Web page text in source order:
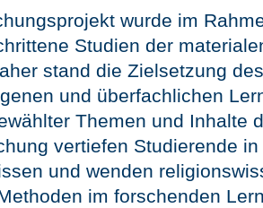
wurde im
Studien der
stand die Zielsetzung
und überfachlichen
Themen und Inhalte
vertiefen Studierende
und wenden
im forschenden